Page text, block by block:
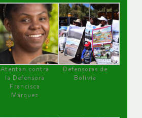
Atentan contra
la Defensora
Francisca
Márquez
Defensoras de
Bolivia